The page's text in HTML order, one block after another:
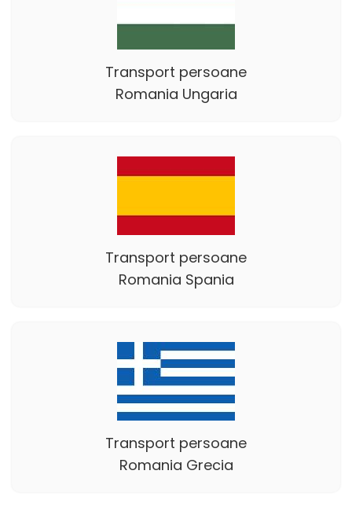
Transport persoane
Romania Ungaria
Transport persoane
Romania Spania
Transport persoane
Romania Grecia